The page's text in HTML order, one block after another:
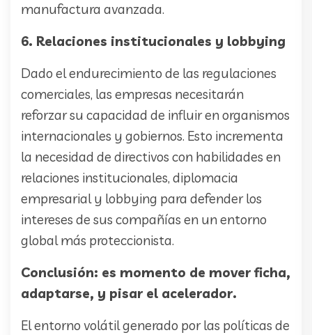
manufactura avanzada.
6. Relaciones institucionales y lobbying
Dado el endurecimiento de las regulaciones
comerciales, las empresas necesitarán
reforzar su capacidad de influir en organismos
internacionales y gobiernos. Esto incrementa
la necesidad de directivos con habilidades en
relaciones institucionales, diplomacia
empresarial y lobbying para defender los
intereses de sus compañías en un entorno
global más proteccionista.
Conclusión: es momento de mover ficha,
adaptarse, y pisar el acelerador.
El entorno volátil generado por las políticas de